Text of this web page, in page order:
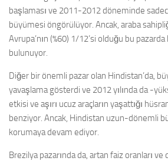
başlaması ve 2011-2012 döneminde
büyümesi öngörülüyor. Ancak, araba
Avrupa’nın (%60) 1/12’si olduğu bu
bulunuyor.
Diğer bir önemli pazar olan Hindistan’da,
yavaşlama gösterdi ve 2012 yılında da -
etkisi ve aşırı ucuz araçların yaşattığı
benziyor. Ancak, Hindistan uzun-dönemli
korumaya devam ediyor.
Brezilya pazarında da, artan faiz oranları ve